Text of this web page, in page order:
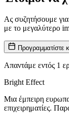
Ας συζητήσουμε για
με το μεγαλύτερο
Προγραμματίστε
Απαντάμε εντός 1
Bright Effect
Μια έμπειρη
επιχειρηματίες.